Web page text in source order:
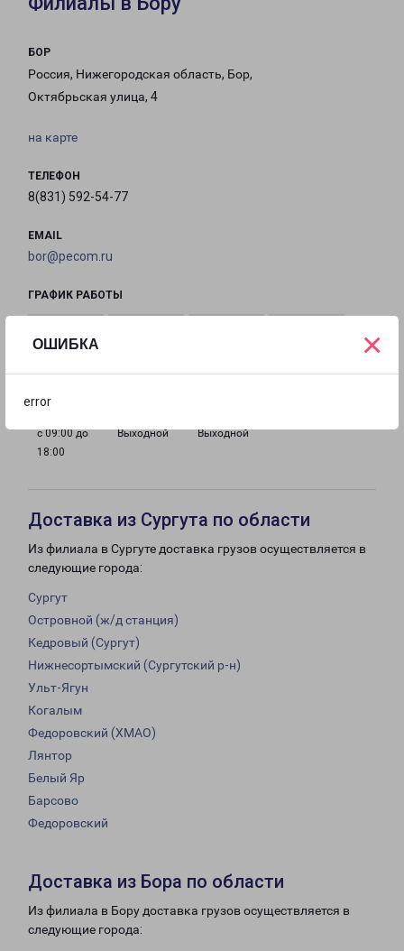
ОШИБКА
error
×
БОР
Россия, Нижегородская область, Бор,
Октябрьская улица, 4
на карте
ТЕЛЕФОН
8(831) 592-54-77
EMAIL
bor@pecom.ru
ГРАФИК РАБОТЫ
18:00
18:00
18:00
18:00
с 09:00 до
18:00
Выходной Выходной
Доставка из Сургута по области
Из филиала в Сургуте доставка грузов осуществляется в
следующие города:
Сургут
Островной (ж/д станция)
Кедровый (Сургут)
Нижнесортымский (Сургутский р-н)
Ульт-Ягун
Когалым
Федоровский (ХМАО)
Лянтор
Белый Яр
Барсово
Федоровский
Доставка из Бора по области
Из филиала в Бору доставка грузов осуществляется в
следующие города: